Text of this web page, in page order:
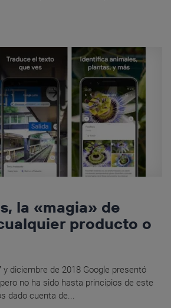
la «magia» de
producto o
y diciembre de 2018 Google presentó
no ha sido hasta principios de este
dado cuenta de...